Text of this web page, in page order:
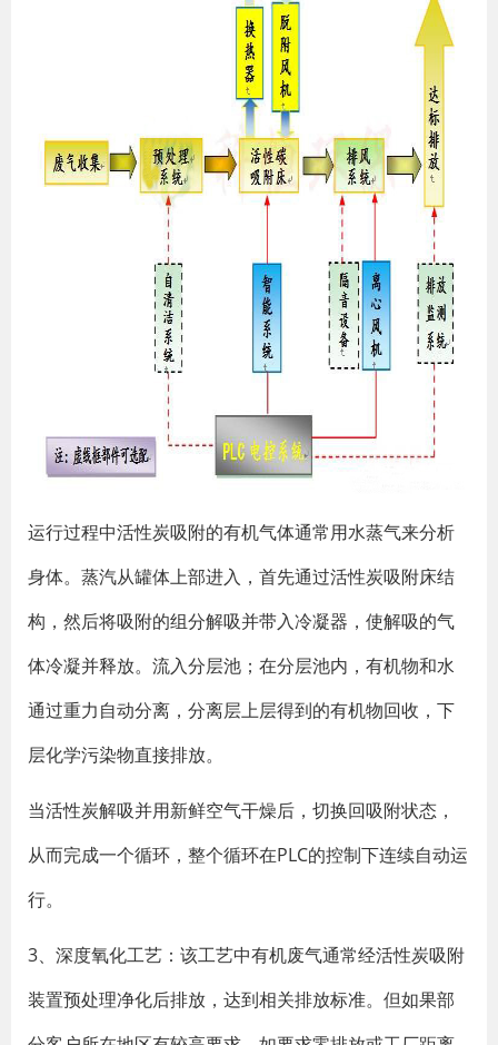
运行过程中活性炭吸附的有机气体通常用水蒸气来分析
身体。蒸汽从罐体上部进入，首先通过活性炭吸附床结
构，然后将吸附的组分解吸并带入冷凝器，使解吸的气
体冷凝并释放。流入分层池；在分层池内，有机物和水
通过重力自动分离，分离层上层得到的有机物回收，下
层化学污染物直接排放。
当活性炭解吸并用新鲜空气干燥后，切换回吸附状态，
从而完成一个循环，整个循环在PLC的控制下连续自动运
行。
3、深度氧化工艺：该工艺中有机废气通常经活性炭吸附
装置预处理净化后排放，达到相关排放标准。但如果部